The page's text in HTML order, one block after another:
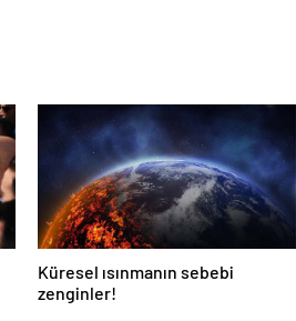
Küresel ısınmanın sebebi
zenginler!